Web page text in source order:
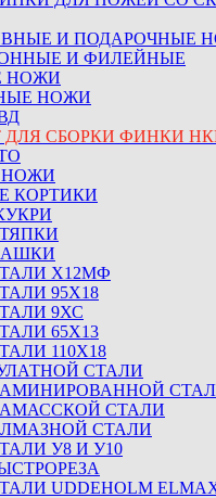
И ПОДАРОЧНЫЕ
И ФИЛЕЙНЫЕ
НОЖИ
НОЖИ
СБОРКИ ФИНКИ
НОЖИ
КОРТИКИ
Х12МФ
95Х18
9ХС
65Х13
110Х18
СТАЛИ
СТАЛИ
СТАЛИ
У8 И У10
UDDEHOLM